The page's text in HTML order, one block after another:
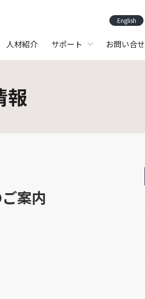
English
人材紹介 サポート お問い合せ
報
案内